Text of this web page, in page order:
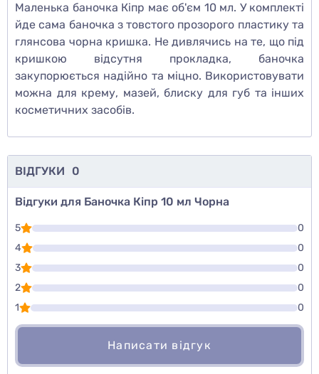
Маленька баночка Кіпр має об'єм 10 мл. У комплекті
йде сама баночка з товстого прозорого пластику та
глянсова чорна кришка. Не дивлячись на те, що під
кришкою відсутня прокладка, баночка
закупорюється надійно та міцно. Використовувати
можна для крему, мазей, блиску для губ та інших
косметичних засобів.
ВІДГУКИ 0
Відгуки для Баночка Кіпр 10 мл Чорна
5
0
4
0
3
0
2
0
1
0
Написати відгук